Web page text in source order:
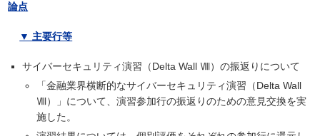
論点
▼ 主要行等
サイバーセキュリティ演習（Delta Wall Ⅷ）の振返りについて
「金融業界横断的なサイバーセキュリティ演習（Delta Wall
Ⅷ）」について、演習参加行の振返りのための意見交換を実
施した。